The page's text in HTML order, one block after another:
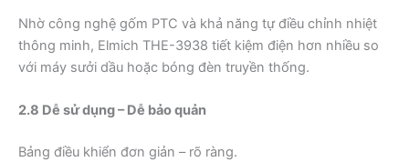
Nhờ công nghệ gốm PTC và khả năng tự điều chỉnh nhiệt
thông minh, Elmich THE-3938 tiết kiệm điện hơn nhiều so
với máy sưởi dầu hoặc bóng đèn truyền thống.
2.8 Dễ sử dụng – Dễ bảo quản
Bảng điều khiển đơn giản – rõ ràng.